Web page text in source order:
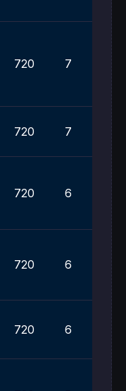
720 7
720 7
720 6
720 6
720 6